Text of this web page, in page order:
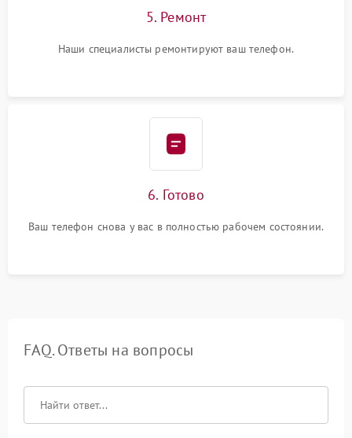
5. Ремонт
Наши специалисты ремонтируют ваш телефон.
6. Готово
Ваш телефон снова у вас в полностью рабочем состоянии.
FAQ. Ответы на вопросы